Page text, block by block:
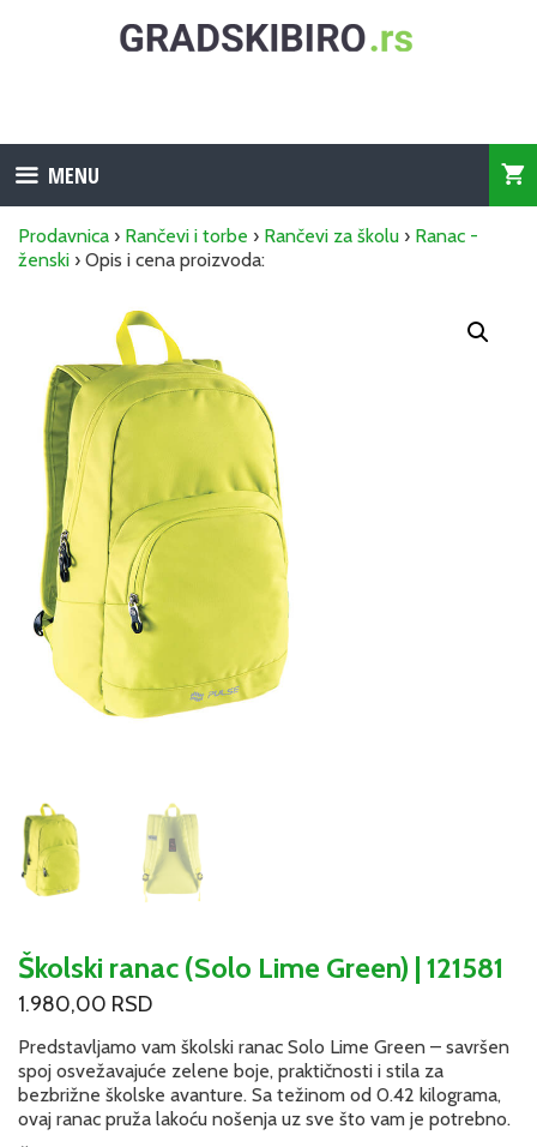
MENU
Prodavnica › Rančevi i torbe › Rančevi za školu › Ranac -
ženski › Opis i cena proizvoda:
Školski ranac (Solo Lime Green) | 121581
1.980,00 RSD
Predstavljamo vam školski ranac Solo Lime Green – savršen
spoj osvežavajuće zelene boje, praktičnosti i stila za
bezbrižne školske avanture. Sa težinom od 0.42 kilograma,
ovaj ranac pruža lakoću nošenja uz sve što vam je potrebno.